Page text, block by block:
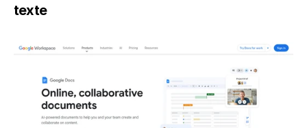
texte